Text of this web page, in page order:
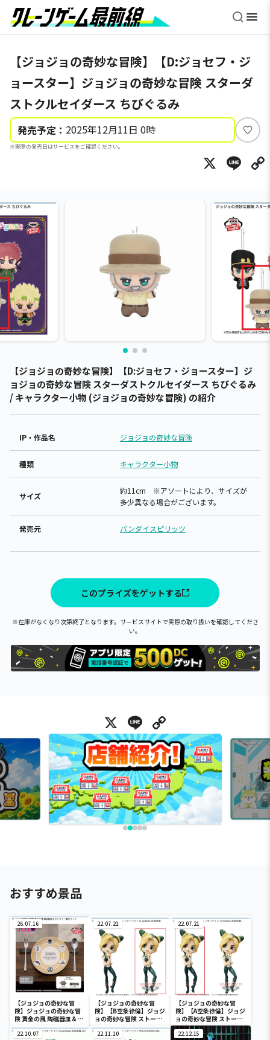
【ジョジョの奇妙な冒険】【D:ジョセフ・ジ
ョースター】ジョジョの奇妙な冒険 スターダ
ストクルセイダース ちびぐるみ
発売予定： 2025年12月11日 0時
※実際の発売日はサービスをご確認ください。
い
ね
X
【ジョジョの奇妙な冒険】【D:ジョセフ・ジョースター】ジ
ョジョの奇妙な冒険 スターダストクルセイダース ちびぐるみ
/ キャラクター小物 (ジョジョの奇妙な冒険) の紹介
IP・作品名 ジョジョの奇妙な冒険
種類 キャラクター小物
サイズ
約11cm ※アソートにより、サイズが
多少異なる場合がございます。
発売元 バンダイスピリッツ
このプライズをゲットする
※在庫がなくなり次第終了となります。サービスサイトで実際の取り扱いを確認してくださ
い。
X Line
おすすめ景品
26.07.16
【ジョジョの奇妙な冒
険】ジョジョの奇妙な冒
険 黄金の風 陶磁器皿＆カ
トラリー置きセット
22.07.21
【ジョジョの奇妙な冒
険】【B空条徐倫】ジョジ
ョの奇妙な冒険 ストーン
オーシャン Q posket-空
条徐倫-
22.07.21
【ジョジョの奇妙な冒
険】【A空条徐倫】ジョジ
ョの奇妙な冒険 ストーン
オーシャン Q posket-空
条徐倫-
22.10.07 22.11.10 22.12.15